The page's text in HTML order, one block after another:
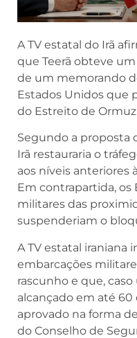
A TV estatal do Irã
que Teerã obteve
de um memorando
Estados Unidos que
do Estreito de
Segundo a proposta
Irã restauraria o
aos níveis anteriores
Em contrapartida, os
militares das
suspenderiam o
A TV estatal iraniana
embarcações
rascunho e que,
alcançado em até
aprovado na forma
do Conselho de